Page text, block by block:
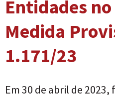
Entidades
Medida
1.171/23
Em 30 de abril de